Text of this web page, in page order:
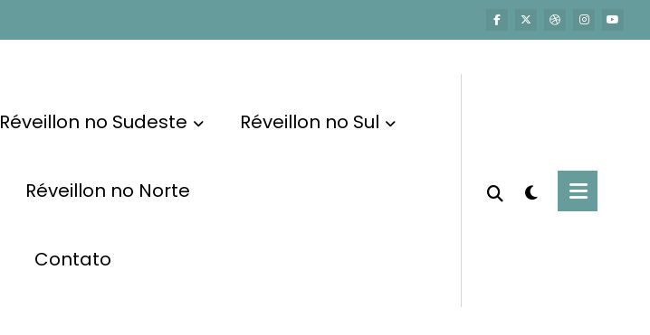
Réveillon no Sudeste Réveillon no Sul
Réveillon no Norte
Contato